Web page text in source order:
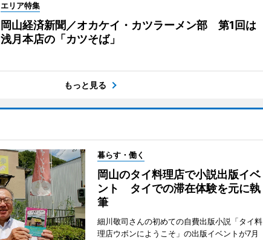
エリア特集
岡山経済新聞／オカケイ・カツラーメン部 第1回は
浅月本店の「カツそば」
もっと見る
暮らす・働く
岡山のタイ料理店で小説出版イベ
ント タイでの滞在体験を元に執
筆
細川敬司さんの初めての自費出版小説「タイ料
理店ウボンにようこそ」の出版イベントが7月